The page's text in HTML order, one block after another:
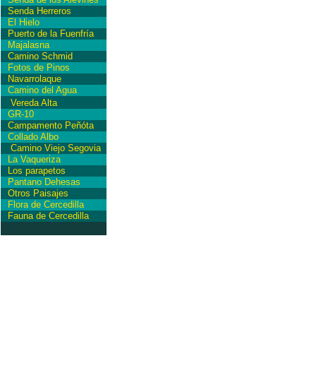
Senda Herreros
El Hielo
Puerto de la Fuenfría
Majalasna
Camino Schmid
Fotos de Pinos
Navarrolaque
Camino del Agua
Vereda Alta
GR-10
Campamento Peñóta
Collado Albo
Camino Viejo Segovia
La Vaqueriza
Los parapetos
Pantano Dehesas
Otros Paisajes
Flora de Cercedilla
Fauna de Cercedilla